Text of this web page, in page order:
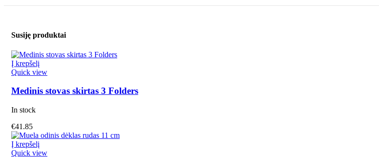
Susiję produktai
Į krepšelį
Quick view
Medinis stovas skirtas 3 Folders
In stock
€41.85
Į krepšelį
Quick view